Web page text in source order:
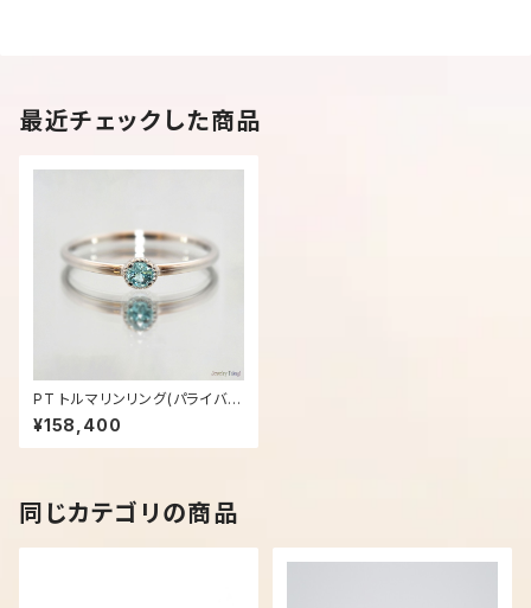
最近チェックした商品
PT トルマリンリング(パライバ)
- 1415
¥158,400
同じカテゴリの商品